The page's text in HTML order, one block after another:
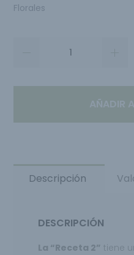
Florales
AÑADIR
Descripción
DESCRIPCIÓN
La “Receta 2” tiene